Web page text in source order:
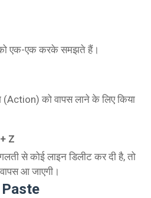
एक-एक करके समझते हैं।
(Action) को वापस लाने के लिए किया
Z
से कोई लाइन डिलीट कर दी है, तो
आ जाएगी।